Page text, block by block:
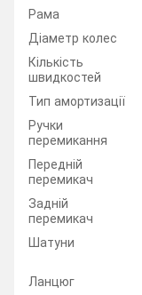
Рама
Діаметр колес
Кількість
швидкостей
Тип амортизації
Ручки
перемикання
Передній
перемикач
Задній
перемикач
Шатуни
Ланцюг